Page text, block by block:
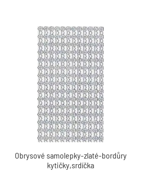
Obrysové samolepky-zlaté-bordůry
kytičky,srdíčka